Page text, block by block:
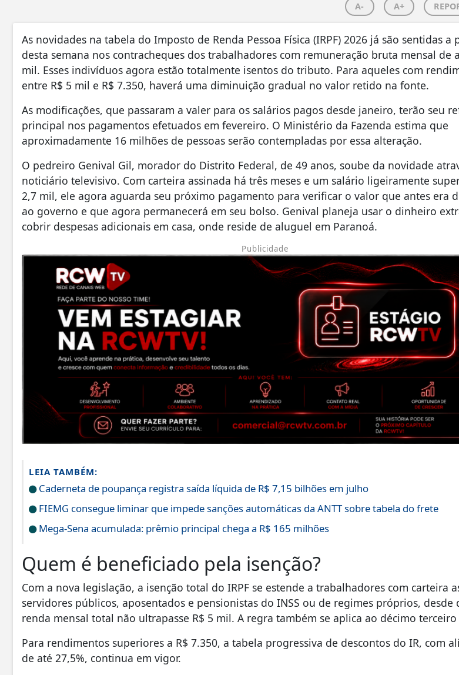
A- A+
As novidades na tabela do Imposto de Renda Pessoa Física (IRPF) 2026 já são sentidas a
desta semana nos contracheques dos trabalhadores com remuneração bruta mensal de
mil. Esses indivíduos agora estão totalmente isentos do tributo. Para aqueles com
entre R$ 5 mil e R$ 7.350, haverá uma diminuição gradual no valor retido na fonte.
As modificações, que passaram a valer para os salários pagos desde janeiro, terão seu
principal nos pagamentos efetuados em fevereiro. O Ministério da Fazenda estima que
aproximadamente 16 milhões de pessoas serão contempladas por essa alteração.
O pedreiro Genival Gil, morador do Distrito Federal, de 49 anos, soube da novidade
noticiário televisivo. Com carteira assinada há três meses e um salário ligeiramente
2,7 mil, ele agora aguarda seu próximo pagamento para verificar o valor que antes era
ao governo e que agora permanecerá em seu bolso. Genival planeja usar o dinheiro
cobrir despesas adicionais em casa, onde reside de aluguel em Paranoá.
Publicidade
LEIA TAMBÉM:
Caderneta de poupança registra saída líquida de R$ 7,15 bilhões em julho
FIEMG consegue liminar que impede sanções automáticas da ANTT sobre tabela do frete
Mega-Sena acumulada: prêmio principal chega a R$ 165 milhões
Quem é beneficiado pela isenção?
Com a nova legislação, a isenção total do IRPF se estende a trabalhadores com carteira
servidores públicos, aposentados e pensionistas do INSS ou de regimes próprios, desde
renda mensal total não ultrapasse R$ 5 mil. A regra também se aplica ao décimo
Para rendimentos superiores a R$ 7.350, a tabela progressiva de descontos do IR, com
de até 27,5%, continua em vigor.